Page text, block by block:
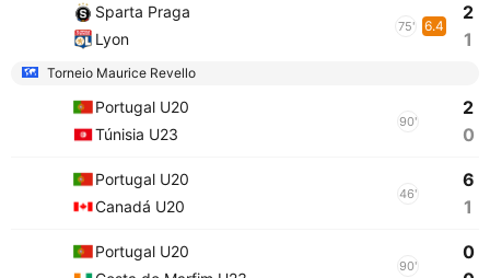
Sparta Praga
Lyon
75' 6.4
2
1
Torneio Maurice Revello
Portugal U20
Túnisia U23
90'
2
0
Portugal U20
Canadá U20
46'
6
1
Portugal U20
90'
0